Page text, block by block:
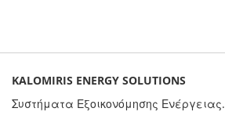
KALOMIRIS ENERGY SOLUTIONS
Συστήματα Εξοικονόμησης Ενέργειας.